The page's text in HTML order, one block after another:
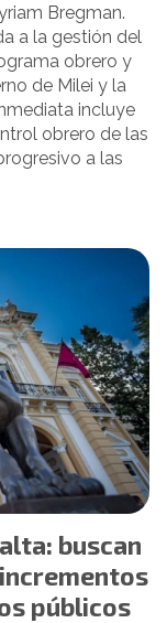
Bregman.
a la gestión del
obrero y
de Milei y la
incluye
obrero de las
a las
buscan
públicos